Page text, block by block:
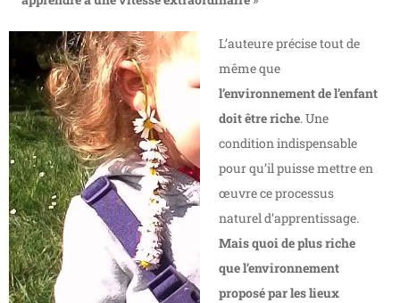
L’auteure précise tout de
même que
l’environnement de l’enfant
doit être riche. Une
condition indispensable
pour qu’il puisse mettre en
œuvre ce processus
naturel d’apprentissage.
Mais quoi de plus riche
que l’environnement
proposé par les lieux